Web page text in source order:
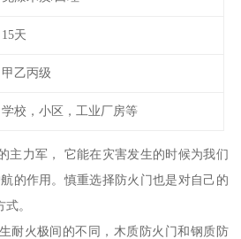
15天
甲乙丙级
学校，小区，工业厂房等
主力军， 它能在灾害发生的时候为我们
的作用。慎重选择防火门也是对自己的
。
耐火极间的不同，木质防火门和钢质防